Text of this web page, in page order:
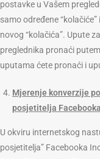
postavke u Vašem
samo određene
novog “kolačića”. Upute
preglednika pronaći
uputama ćete pronaći i
Mjerenje konverzije
posjetitelja Facebooka
U okviru internetskog
posjetitelja” Facebooka